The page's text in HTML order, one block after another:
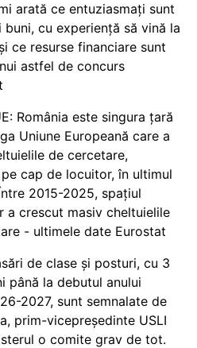
arată ce entuziasmați sunt
buni, cu experiență să vină la
ce resurse financiare sunt
astfel de concurs
România este singura țară
Uniune Europeană care a
de cercetare,
cap de locuitor, în ultimul
2015-2025, spațiul
a crescut masiv cheltuielile
- ultimele date Eurostat
de clase și posturi, cu 3
până la debutul anului
2027, sunt semnalate de
prim-vicepreședinte USLI
o comite grav de tot.